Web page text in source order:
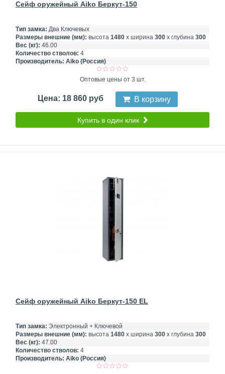
Сейф оружейный Aiko Беркут-150
Тип замка: Два Ключевых
Размеры внешние (мм): высота 1480 х ширина 300 х глубина 300
Вес (кг): 46.00
Количество стволов: 4
Производитель: Aiko (Россия)
Оптовые цены от 3 шт.
Цена: 18 860 руб В корзину
Купить в один клик
Сейф оружейный Aiko Беркут-150 EL
Тип замка: Электронный + Ключевой
Размеры внешние (мм): высота 1480 х ширина 300 х глубина 300
Вес (кг): 47.00
Количество стволов: 4
Производитель: Aiko (Россия)